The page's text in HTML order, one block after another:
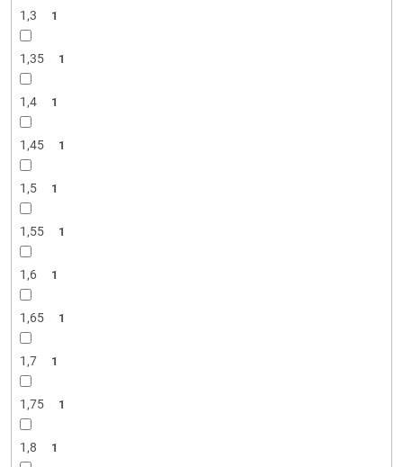
1,3 1
1,35 1
1,4 1
1,45 1
1,5 1
1,55 1
1,6 1
1,65 1
1,7 1
1,75 1
1,8 1